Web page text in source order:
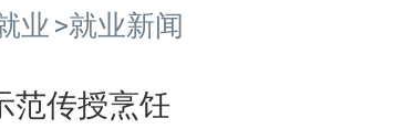
业 >就业新闻
范传授烹饪